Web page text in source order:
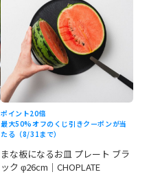
ポイント20倍
最大50%オフのくじ引きクーポンが当
たる（8/31まで）
まな板になるお皿 プレート ブラ
ック φ26cm｜CHOPLATE